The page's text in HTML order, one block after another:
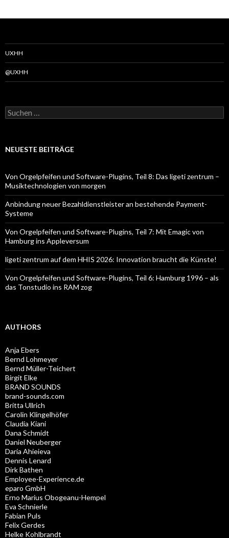
UXHH
@UXHH
Suchen
nach:
NEUESTE BEITRÄGE
Von Orgelpfeifen und Software-Plugins, Teil 8: Das ligeti zentrum –
Musiktechnologien von morgen
Anbindung neuer Bezahldienstleister an bestehende Payment-
Systeme
Von Orgelpfeifen und Software-Plugins, Teil 7: Mit Emagic von
Hamburg ins Appleversum
ligeti zentrum auf dem HHIS 2026: Innovation braucht die Künste!
Von Orgelpfeifen und Software-Plugins, Teil 6: Hamburg 1996 – als
das Tonstudio ins RAM zog
AUTHORS
Anja Ebers
Bernd Lohmeyer
Bernd Müller-Teichert
Birgit Elke
BRAND SOUNDS
brand-sounds.com
Britta Ullrich
Carolin Klingelhöfer
Claudia Kiani
Dana Schmidt
Daniel Neuberger
Daria Ahieieva
Dennis Lenard
Dirk Bathen
Employee-Experience.de
eparo GmbH
Erno Marius Obogeanu-Hempel
Eva Schnierle
Fabian Puls
Felix Gerdes
Helke Kohlbrandt